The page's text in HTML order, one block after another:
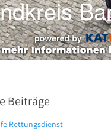
Beiträge
Rettungsdienst